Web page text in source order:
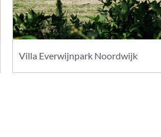
Villa Everwijnpark Noordwijk